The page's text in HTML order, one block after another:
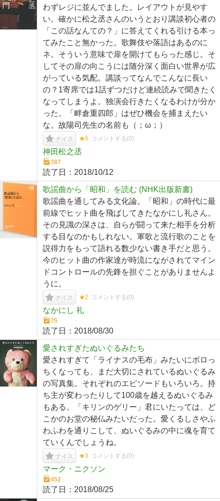
わずレジに並んでました。レイアウトが見やす
い。確かに松之丞さんのいうとおり講談初心者の
「この話なんての？」に答えてくれる引ける本っ
てみたこと無かった。歌舞伎や落語はあるのに
ネ。そういう意味で扉を開けてもらった感じ。そ
してその扉の向こうには随分深く面白い世界が広
がっている気配。講談ってなんでこんなに長い
の？1寄席では1話ずつだけど連続読みで聞きたく
なってしまうよ。独演会行きたくなるわけが分か
った。「畔倉重四郎」はぜひ機会を捕まえたい
な。故陽司先生の名前も（；ω；）
ナイス ★6 コメントする(0)
神田松之丞
387
読了日： 2018/10/12
歌謡曲から「昭和」を読む (NHK出版新書)
歌謡曲を通してみる文化論。「昭和」の時代に最
前線でヒット曲を飛ばしてきたなかにし礼さん。
その見識の深さは、自らが闘って来た相手を分析
する目なのかもしれない。軍歌と流行歌のことを
説得力をもって語れる数少ない書き手だと思う。
今のヒット曲の作家達が時流にながされてマイン
ドコントロールの先鋒を担ぐことがありませんよ
うに。
ナイス ★2 コメントする(0)
なかにし 礼
75
読了日： 2018/08/30
愛されすぎたぬいぐるみたち
愛されすぎて「ライナスの毛布」みたいにボロっ
ちくなっても、まだ大切にされているぬいぐるみ
の写真集。それぞれのエピソードもいろいろ。持
ち主が変わったりして100歳を越えるぬいぐるみ
もある。「キリンのゲリー」君にいたっては、ど
こかのお堂の秘仏みたいだった。愛くるしさやふ
わふわを通りこして、ぬいぐるみの中に魂を育て
ていくんでしょうね。
ナイス ★3 コメントする(0)
マーク・ニクソン
452
読了日： 2018/08/25